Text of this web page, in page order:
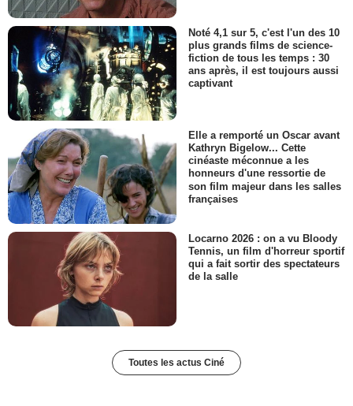
Noté 4,1 sur 5, c'est l'un des 10
plus grands films de science-
fiction de tous les temps : 30
ans après, il est toujours aussi
captivant
Elle a remporté un Oscar avant
Kathryn Bigelow... Cette
cinéaste méconnue a les
honneurs d'une ressortie de
son film majeur dans les salles
françaises
Locarno 2026 : on a vu Bloody
Tennis, un film d'horreur sportif
qui a fait sortir des spectateurs
de la salle
Toutes les actus Ciné